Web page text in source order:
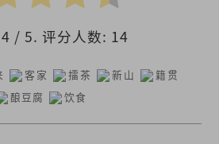
/ 5. 评分人数: 14
客家 擂茶 新山
籍贯
酿豆腐 饮食